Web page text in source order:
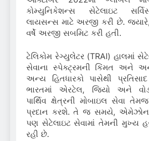
કોમ્યુનિકેશન્સ સેટેલાઇટ
લાયસન્સ માટે અરજી કરી છે.
વર્ષે અરજી સબમિટ કરી હતી.
ટેલિકોમ રેગ્યુલેટર (TRAI) હાલમાં
સેવાના સ્પેક્ટ્રમની કિંમત અને
અન્ય હિતધારકો પાસેથી
ભારતમાં એરટેલ, જિયો અને
પાર્થિવ ક્ષેત્રની મોબાઇલ સેવા
પ્રદાન કરશે. તે જ સમયે, એમેઝોન
પણ સેટેલાઇટ સેવામાં તેમની મુખ્ય
રહી છે.